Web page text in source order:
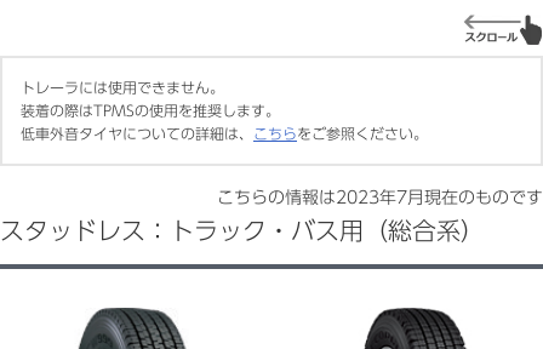
トレーラには使用できません。
装着の際はTPMSの使用を推奨します。
低車外音タイヤについての詳細は、 こちらをご参照ください。
こちらの情報は2023年7月 現在のものです
スタッドレス：トラック・バス用（総合系）